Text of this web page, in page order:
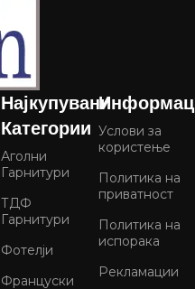
Најкупувани
Категории
Аголни
Гарнитури
ТДФ
Гарнитури
Фотелји
Француски
Услови за
користење
Политика на
приватност
Политика на
испорака
Рекламации